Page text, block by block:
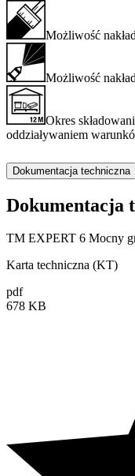
Możliwość
Możliwość
Okres
oddziaływaniem
Dokumentacja techniczna
Dokumentacja
TM EXPERT 6 Mocny
Karta techniczna (KT)
pdf
678 KB